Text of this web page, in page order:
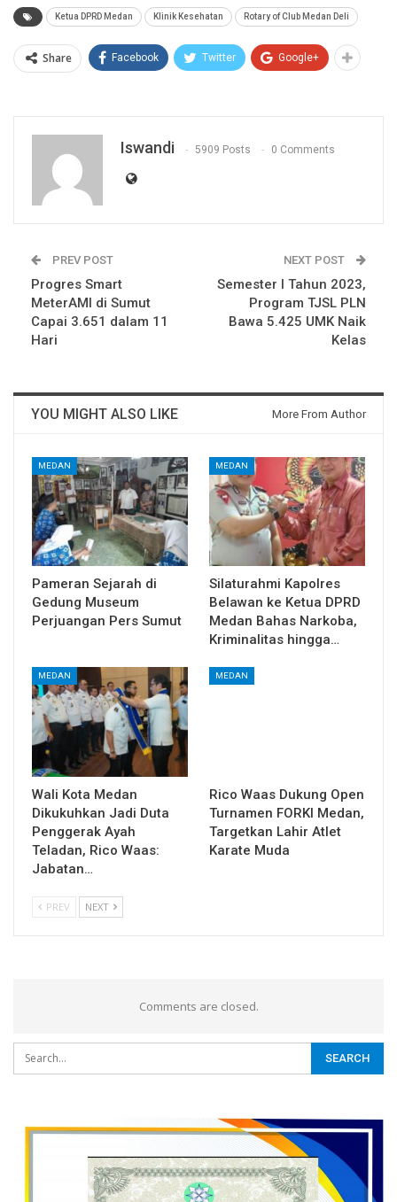
Ketua DPRD Medan Klinik Kesehatan Rotary of Club Medan Deli
Share Facebook Twitter Google+
Iswandi 5909 Posts 0 Comments
PREV POST
Progres Smart
MeterAMI di Sumut
Capai 3.651 dalam 11
Hari
NEXT POST
Semester I Tahun 2023,
Program TJSL PLN
Bawa 5.425 UMK Naik
Kelas
YOU MIGHT ALSO LIKE More From Author
MEDAN
Pameran Sejarah di
Gedung Museum
Perjuangan Pers Sumut
MEDAN
Silaturahmi Kapolres
Belawan ke Ketua DPRD
Medan Bahas Narkoba,
Kriminalitas hingga…
MEDAN
Wali Kota Medan
Dikukuhkan Jadi Duta
Penggerak Ayah
Teladan, Rico Waas:
Jabatan…
MEDAN
Rico Waas Dukung Open
Turnamen FORKI Medan,
Targetkan Lahir Atlet
Karate Muda
PREV NEXT
Comments are closed.